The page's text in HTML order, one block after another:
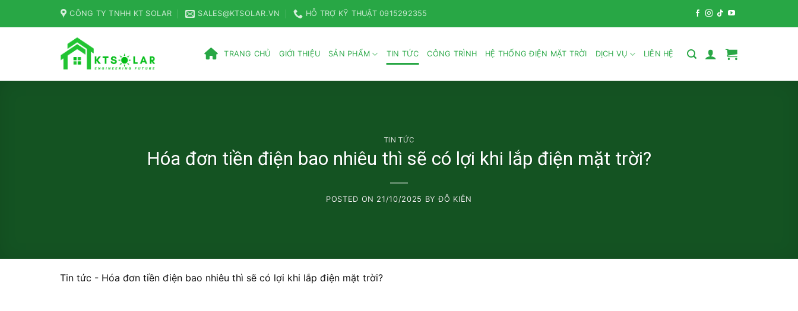
CÔNG TY TNHH KT SOLAR SALES@KTSOLAR.VN HỖ TRỢ KỸ THUẬT 0915292355
TRANG CHỦ GIỚI THIỆU SẢN PHẨM TIN TỨC CÔNG TRÌNH HỆ THỐNG ĐIỆN MẶT TRỜI DỊCH VỤ LIÊN HỆ
TIN TỨC
Hóa đơn tiền điện bao nhiêu thì sẽ có lợi khi lắp điện mặt trời?
POSTED ON 21/10/2025 BYĐỖ KIÊN
Tin tức - Hóa đơn tiền điện bao nhiêu thì sẽ có lợi khi lắp điện mặt trời?